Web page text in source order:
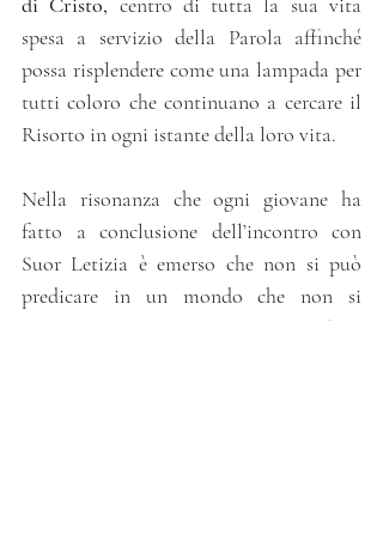
di Cristo, centro di tutta la sua vita
spesa a servizio della Parola affinché
possa risplendere come una lampada per
tutti coloro che continuano a cercare il
Risorto in ogni istante della loro vita.
Nella risonanza che ogni giovane ha
fatto a conclusione dell’incontro con
Suor Letizia è emerso che non si può
predicare in un mondo che non si
seguire Cristo implica,